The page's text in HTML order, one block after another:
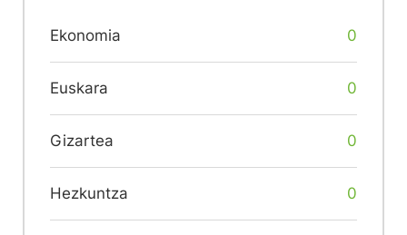
Ekonomia 0
Euskara 0
Gizartea 0
Hezkuntza 0